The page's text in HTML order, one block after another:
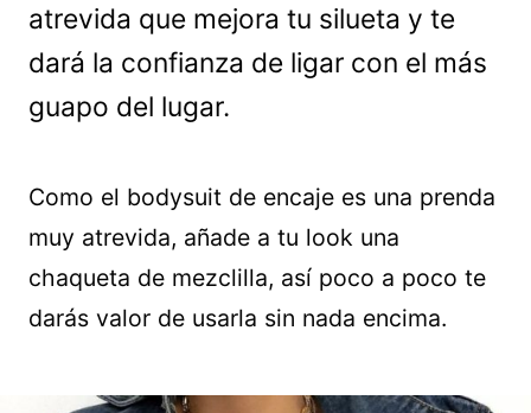
atrevida que mejora tu silueta y te
dará la confianza de ligar con el más
guapo del lugar.
Como el bodysuit de encaje es una prenda
muy atrevida, añade a tu look una
chaqueta de mezclilla, así poco a poco te
darás valor de usarla sin nada encima.